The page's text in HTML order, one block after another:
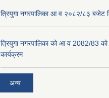
त्रियुगा नगरपालिका आ व २०८२/८३ बजेट
त्रियुगा नगरपालिका को आ व 2082/83 को
कार्यक्रम
अन्य